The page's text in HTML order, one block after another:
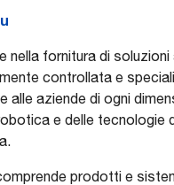
nella fornitura di
controllata e
alle aziende di ogni
e delle
prodotti e